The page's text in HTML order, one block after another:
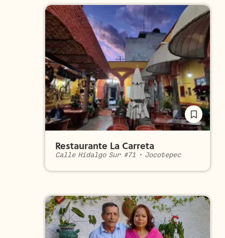
Restaurante La Carreta
Calle Hidalgo Sur #71• Jocotepec